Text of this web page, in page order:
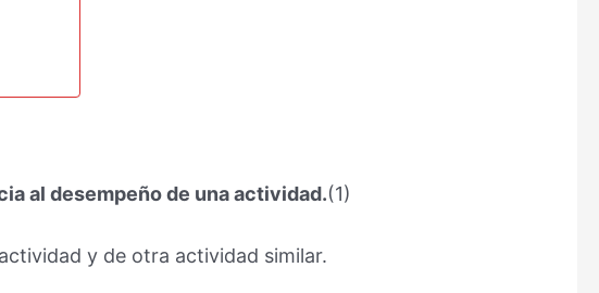
al desempeño de una actividad.(1)
y de otra actividad similar.